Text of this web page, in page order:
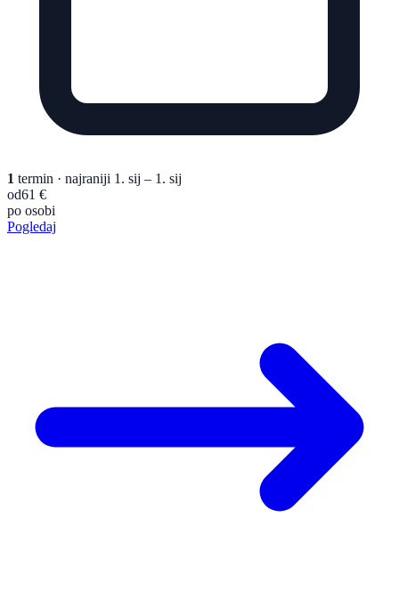
1 termin · najraniji 1. sij – 1. sij
od61 €
po osobi
Pogledaj